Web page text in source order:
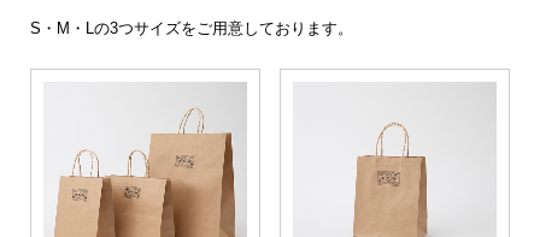
S・M・Lの3つサイズをご用意しております。